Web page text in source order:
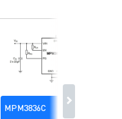
MPM3836C